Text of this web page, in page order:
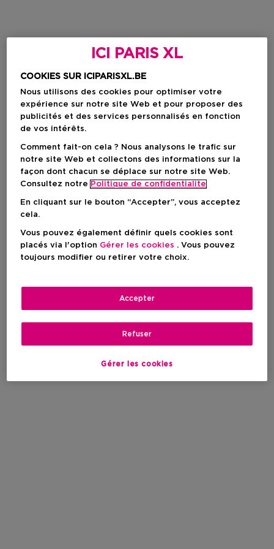
ICI PARIS XL
COOKIES SUR ICIPARISXL.BE
Nous utilisons des cookies pour optimiser votre
expérience sur notre site Web et pour proposer des
publicités et des services personnalisés en fonction
de vos intérêts.
Comment fait-on cela ? Nous analysons le trafic sur
notre site Web et collectons des informations sur la
façon dont chacun se déplace sur notre site Web.
Consultez notre Politique de confidentialite
En cliquant sur le bouton “Accepter”, vous acceptez
cela.
Vous pouvez également définir quels cookies sont
placés via l'option Gérer les cookies . Vous pouvez
toujours modifier ou retirer votre choix.
Gérer les cookies
Refuser
Accepter